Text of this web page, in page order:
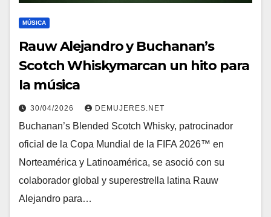
MÚSICA
Rauw Alejandro y Buchanan’s
Scotch Whiskymarcan un hito para
la música
30/04/2026 DEMUJERES.NET
Buchanan’s Blended Scotch Whisky, patrocinador
oficial de la Copa Mundial de la FIFA 2026™ en
Norteamérica y Latinoamérica, se asoció con su
colaborador global y superestrella latina Rauw
Alejandro para…